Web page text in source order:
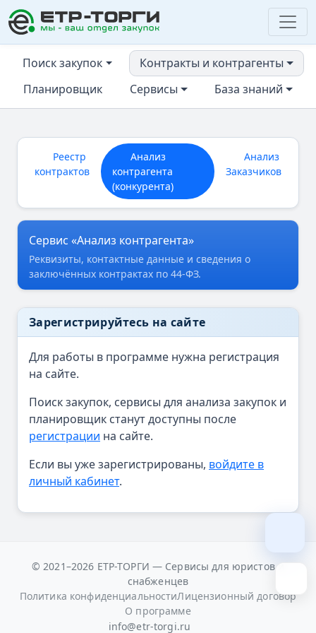
ЕТР-ТОРГИ
Поиск закупок
Контракты и контрагенты
Планировщик
Сервисы База знаний
Реестр
контрактов
Анализ
контрагента
(конкурента)
Анализ
Заказчиков
Сервис «Анализ контрагента»
Реквизиты, контактные данные и сведения о
заключённых контрактах по 44-ФЗ.
Зарегистрируйтесь на сайте
Для работы в программе нужна регистрация
на сайте.
Поиск закупок, сервисы для анализа закупок и
планировщик станут доступны после
регистрации на сайте.
Если вы уже зарегистрированы, войдите в
личный кабинет.
© 2021–2026 ЕТР-ТОРГИ — Сервисы для юристов и
снабженцев
Политика конфиденциальностиЛицензионный договор
О программе
info@etr-torgi.ru